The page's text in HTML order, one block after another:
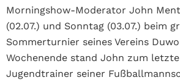
Morningshow-Moderator John
(02.07.) und Sonntag (03.07.) beim
Sommerturnier seines Vereins
Wochenende stand John zum
Jugendtrainer seiner